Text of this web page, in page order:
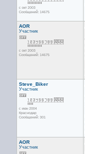
с окт 2003
Сообщений: 14675
AOR
Участник
с окт 2003
Сообщений: 14675
Steve_Biker
Участник
с июн 2004
Краснодар
Сообщений: 301
AOR
Участник